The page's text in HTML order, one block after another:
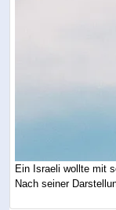
Ein Israeli wollte mit
Nach seiner